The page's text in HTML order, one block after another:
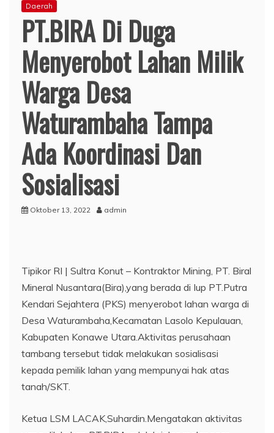
Daerah
PT.BIRA Di Duga
Menyerobot Lahan Milik
Warga Desa
Waturambaha Tampa
Ada Koordinasi Dan
Sosialisasi
Oktober 13, 2022 admin
Tipikor RI | Sultra Konut – Kontraktor Mining, PT. Biral
Mineral Nusantara(Bira),yang berada di Iup PT.Putra
Kendari Sejahtera (PKS) menyerobot lahan warga di
Desa Waturambaha,Kecamatan Lasolo Kepulauan,
Kabupaten Konawe Utara.Aktivitas perusahaan
tambang tersebut tidak melakukan sosialisasi
kepada pemilik lahan yang mempunyai hak atas
tanah/SKT.
Ketua LSM LACAK,Suhardin.Mengatakan aktivitas